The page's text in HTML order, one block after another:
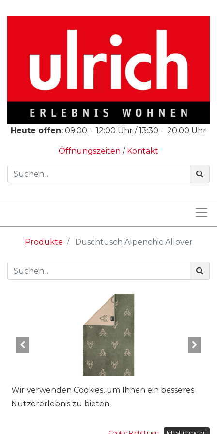
Heute offen: 09:00 - 12:00 Uhr /13:30 - 20:00 Uhr
Öffnungszeiten / Kontakt
Produkte Duschtusch Alpenchic Allover
Wir verwenden Cookies, um Ihnen ein besseres
Nutzererlebnis zu bieten.
Cookie Richtlinien Ich stimme zu